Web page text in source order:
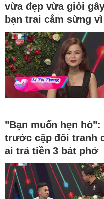
vừa đẹp vừa giỏi
bạn trai cắm sừng
"Bạn muốn hẹn hò":
trước cặp đôi tranh
ai trả tiền 3 bát phở